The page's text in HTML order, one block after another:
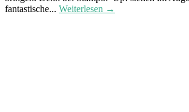
fantastische... Weiterlesen →